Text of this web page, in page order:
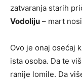
zatvaranja starih
Vodoliju – mart
Ovo je onaj osećaj
ista osoba. Da te
ranije lomile. Da